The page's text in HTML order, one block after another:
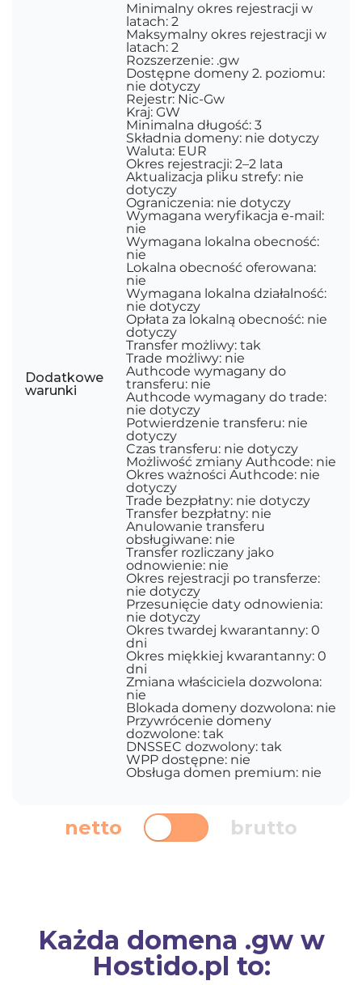
Dodatkowe
warunki
Minimalny okres rejestracji w
latach: 2
Maksymalny okres rejestracji w
latach: 2
Rozszerzenie: .gw
Dostępne domeny 2. poziomu:
nie dotyczy
Rejestr: Nic-Gw
Kraj: GW
Minimalna długość: 3
Składnia domeny: nie dotyczy
Waluta: EUR
Okres rejestracji: 2–2 lata
Aktualizacja pliku strefy: nie
dotyczy
Ograniczenia: nie dotyczy
Wymagana weryfikacja e-mail:
nie
Wymagana lokalna obecność:
nie
Lokalna obecność oferowana:
nie
Wymagana lokalna działalność:
nie dotyczy
Opłata za lokalną obecność: nie
dotyczy
Transfer możliwy: tak
Trade możliwy: nie
Authcode wymagany do
transferu: nie
Authcode wymagany do trade:
nie dotyczy
Potwierdzenie transferu: nie
dotyczy
Czas transferu: nie dotyczy
Możliwość zmiany Authcode: nie
Okres ważności Authcode: nie
dotyczy
Trade bezpłatny: nie dotyczy
Transfer bezpłatny: nie
Anulowanie transferu
obsługiwane: nie
Transfer rozliczany jako
odnowienie: nie
Okres rejestracji po transferze:
nie dotyczy
Przesunięcie daty odnowienia:
nie dotyczy
Okres twardej kwarantanny: 0
dni
Okres miękkiej kwarantanny: 0
dni
Zmiana właściciela dozwolona:
nie
Blokada domeny dozwolona: nie
Przywrócenie domeny
dozwolone: tak
DNSSEC dozwolony: tak
WPP dostępne: nie
Obsługa domen premium: nie
netto brutto
Każda domena .gw w
Hostido.pl to: